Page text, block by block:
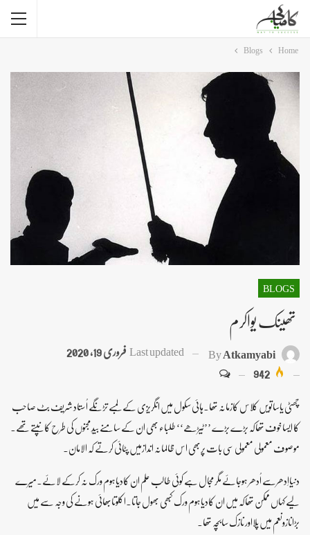
Home
Blogs
BLOGS
تھینک یواکرم
ByAtkamyabi
Last updatedفروری 19, 2020
942
چھٹی یاساتویں کلاس کازمانہ تھا۔ہائی سکول میں انگریزی کے لمبے تڑنگے اُستاد شریف بٹ صاحب
کا ایساخوف تھاکہ بڑے بڑے ’’ٹیڑھے‘‘ طلباء بھی ان کے سامنے بیدِ مجنوں کی طرح کانپتے تھے۔
موصوف معمولی معمولی سی بات پربھی اس ظالمانہ اندازمیں پٹائی کرتے کہ الامان۔
دنیااِدھرسے اُدھر ہوجائے مگر مجال ہے کوئی طالب علم ان کادیاہوم ورک نہ کرکے لائے۔میرے
لیے کہاں ممکن تھاکہ میں ان کادیاہوم ورک کبھی بھول جاتا۔اکلوتابھائی ہونے کی وجہ سے میں
بڑانازونعم میں پلااور نازک سابچہ تھا۔